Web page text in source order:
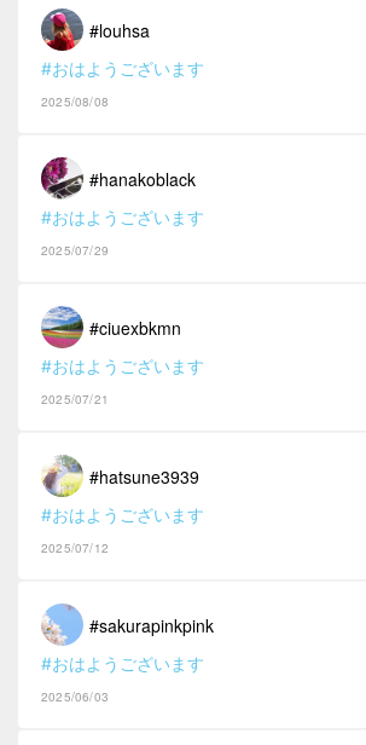
#louhsa
#おはようございます
2025/08/08
#hanakoblack
#おはようございます
2025/07/29
#ciuexbkmn
#おはようございます
2025/07/21
#hatsune3939
#おはようございます
2025/07/12
#sakurapinkpink
#おはようございます
2025/06/03